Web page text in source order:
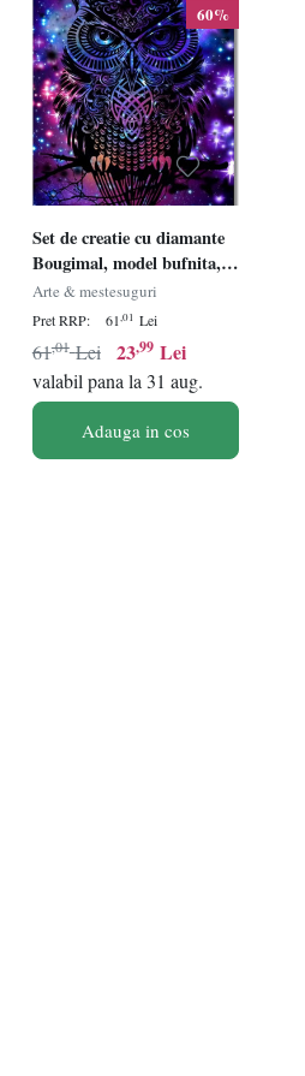
60%
Set de creatie cu diamante
Bougimal, model bufnita,
multicolor, 40 x 50 cm
Arte & mestesuguri
Pret RRP: 61,01 Lei
23,99 Lei
61,01 Lei
valabil pana la 31 aug.
Adauga in cos